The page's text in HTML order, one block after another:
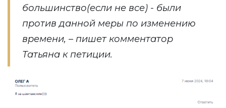
большинство(если не все) - были
против данной меры по изменению
времени, – пишет комментатор
Татьяна к петиции.